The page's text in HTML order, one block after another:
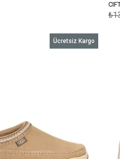
Ücretsiz Kargo